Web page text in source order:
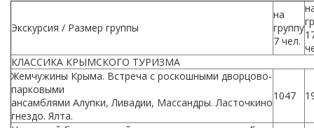
Экскурсия / Размер группы
на
группу
7 чел.
КЛАССИКА КРЫМСКОГО ТУРИЗМА
Жемчужины Крыма. Встреча с роскошными дворцово-
парковыми
ансамблями Алупки, Ливадии, Массандры. Ласточкино
гнездо. Ялта.
1047